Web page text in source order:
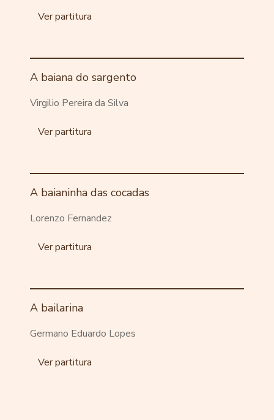
Ver partitura
A baiana do sargento
Virgilio Pereira da Silva
Ver partitura
A baianinha das cocadas
Lorenzo Fernandez
Ver partitura
A bailarina
Germano Eduardo Lopes
Ver partitura